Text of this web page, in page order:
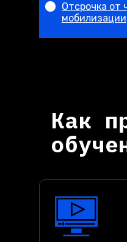
Отсрочка от
мобилизации
Как